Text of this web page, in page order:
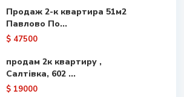
Продаж 2-к квартира 51м2
Павлово По...
$ 47500
продам 2к квартиру ,
Салтівка, 602 ...
$ 19000